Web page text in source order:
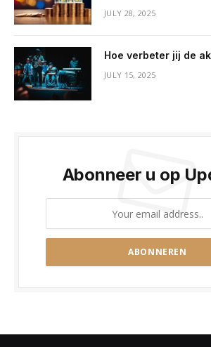
JULY 28, 2025
Hoe verbeter jij de
JULY 15, 2025
Abonneer u op